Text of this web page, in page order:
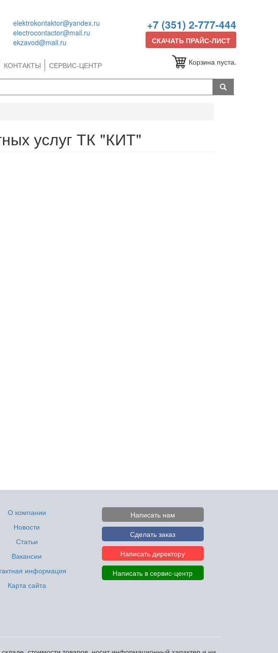
elektrokontaktor@yandex.ru
electrocontactor@mail.ru
ekzavod@mail.ru
+7 (351) 2-777-444
СКАЧАТЬ ПРАЙС-ЛИСТ
КОНТАКТЫ СЕРВИС-ЦЕНТР Корзина пуста.
услуг ТК "КИТ"
О компании
Новости
Статьи
Вакансии
информация
Карта сайта
Написать нам
Сделать заказ
Написать директору
Написать в сервис-центр